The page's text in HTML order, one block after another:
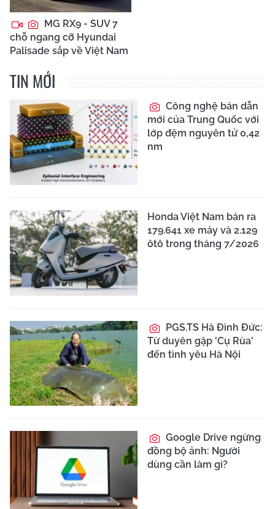
MG RX9 - SUV 7
chỗ ngang cỡ Hyundai
Palisade sắp về Việt Nam
TIN MỚI
Công nghệ bán dẫn
mới của Trung Quốc với
lớp đệm nguyên tử 0,42
nm
Honda Việt Nam bán ra
179.641 xe máy và 2.129
ôtô trong tháng 7/2026
PGS.TS Hà Đình Đức:
Từ duyên gặp 'Cụ Rùa'
đến tình yêu Hà Nội
Google Drive ngừng
đồng bộ ảnh: Người
dùng cần làm gì?